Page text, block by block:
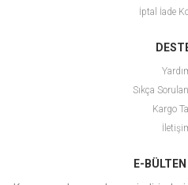
İptal İade
Sıkça
Kargo
E-